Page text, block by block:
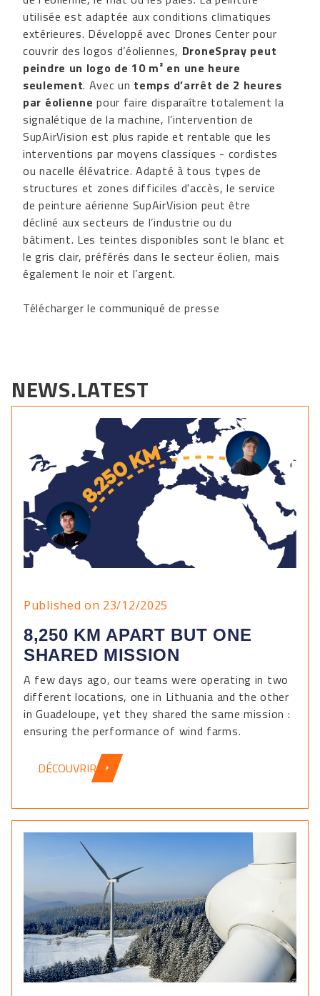
utilisée est adaptée aux conditions climatiques
extérieures. Développé avec Drones Center pour
couvrir des logos d’éoliennes, DroneSpray peut
peindre un logo de 10 m² en une heure
seulement. Avec un temps d’arrêt de 2 heures
par éolienne pour faire disparaître totalement la
signalétique de la machine, l’intervention de
SupAirVision est plus rapide et rentable que les
interventions par moyens classiques - cordistes
ou nacelle élévatrice. Adapté à tous types de
structures et zones difficiles d'accès, le service
de peinture aérienne SupAirVision peut être
décliné aux secteurs de l’industrie ou du
bâtiment. Les teintes disponibles sont le blanc et
le gris clair, préférés dans le secteur éolien, mais
également le noir et l’argent.
Télécharger le communiqué de presse
NEWS.LATEST
Published on 23/12/2025
8,250 KM APART BUT ONE
SHARED MISSION
A few days ago, our teams were operating in two
different locations, one in Lithuania and the other
in Guadeloupe, yet they shared the same mission :
ensuring the performance of wind farms.
DÉCOUVRIR